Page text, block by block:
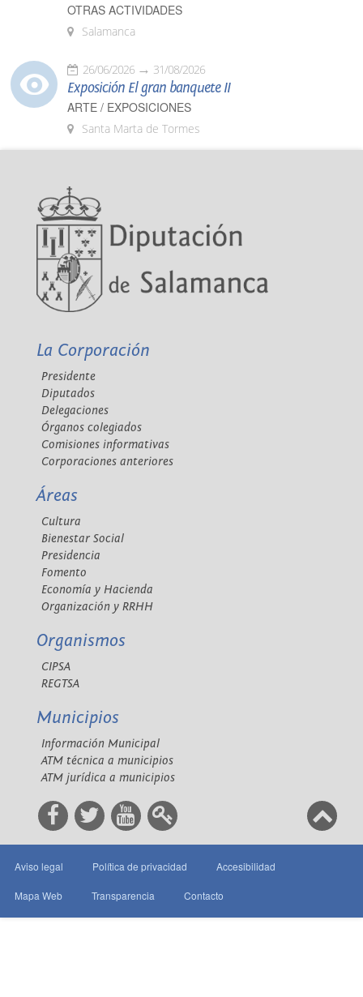
OTRAS ACTIVIDADES
Salamanca
26/06/2026 31/08/2026
Exposición El gran banquete II
ARTE / EXPOSICIONES
Santa Marta de Tormes
La Corporación
Presidente
Diputados
Delegaciones
Órganos colegiados
Comisiones informativas
Corporaciones anteriores
Áreas
Cultura
Bienestar Social
Presidencia
Fomento
Economía y Hacienda
Organización y RRHH
Organismos
CIPSA
REGTSA
Municipios
Información Municipal
ATM técnica a municipios
ATM jurídica a municipios
Aviso legal Política de privacidad Accesibilidad
Mapa Web Transparencia Contacto